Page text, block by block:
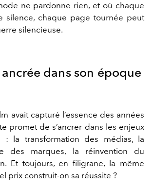
ne pardonne rien, et où chaque
silence, chaque page tournée peut
silencieuse.
dans son époque
avait capturé l’essence des années
promet de s’ancrer dans les enjeux
: la transformation des médias, la
des marques, la réinvention du
Et toujours, en filigrane, la même
prix construit-on sa réussite ?